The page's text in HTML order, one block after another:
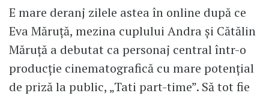
E mare deranj zilele astea în online după ce
Eva Măruță, mezina cuplului Andra și Cătălin
Măruță a debutat ca personaj central într-o
producție cinematografică cu mare potențial
de priză la public, „Tati part-time”. Să tot fie